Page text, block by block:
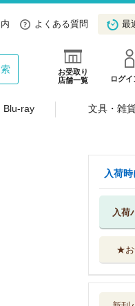
よくある質問 最
お受取り
店舗一覧
ログイ
Blu-ray 文具・雑
入荷
入荷
★お